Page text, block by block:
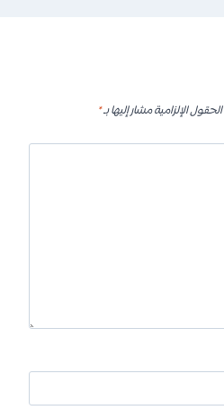
الحقول الإلزامية مشار إليها بـ*